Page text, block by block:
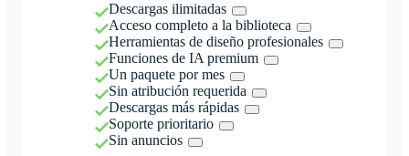
Descargas ilimitadas
Acceso completo a la biblioteca
Herramientas de diseño profesionales
Funciones de IA premium
Un paquete por mes
Sin atribución requerida
Descargas más rápidas
Soporte prioritario
Sin anuncios